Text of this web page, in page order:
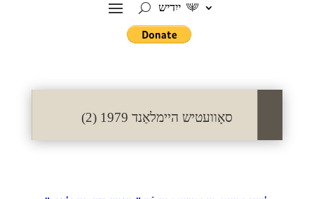
ייִדיש
סאָוועטיש היימלאַנד 1979 (2)